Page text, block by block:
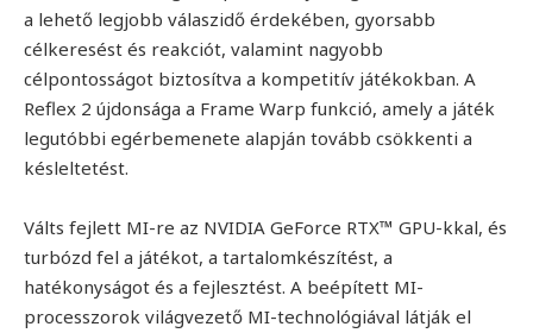
a lehető legjobb válaszidő érdekében, gyorsabb
célkeresést és reakciót, valamint nagyobb
célpontosságot biztosítva a kompetitív játékokban. A
Reflex 2 újdonsága a Frame Warp funkció, amely a játék
legutóbbi egérbemenete alapján tovább csökkenti a
késleltetést.
Válts fejlett MI-re az NVIDIA GeForce RTX™ GPU-kkal, és
turbózd fel a játékot, a tartalomkészítést, a
hatékonyságot és a fejlesztést. A beépített MI-
processzorok világvezető MI-technológiával látják el